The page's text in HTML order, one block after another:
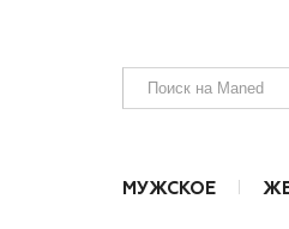
МУЖСКОЕ